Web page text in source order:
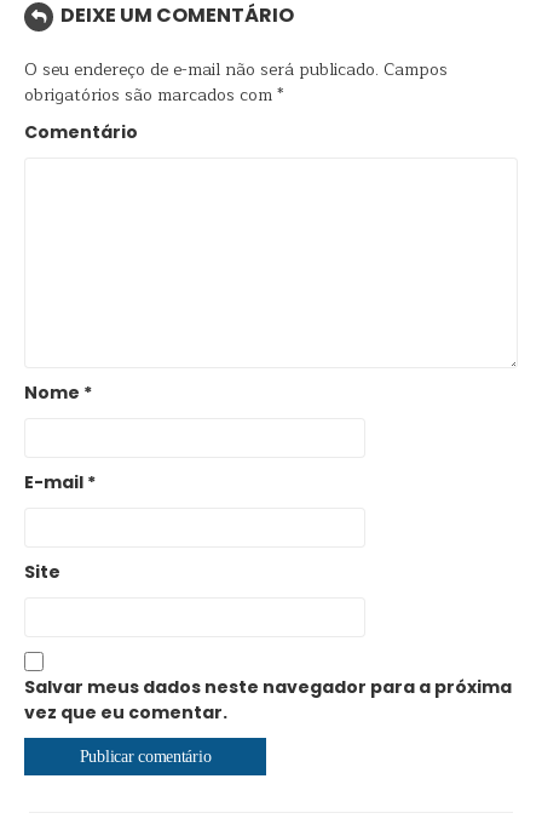
DEIXE UM COMENTÁRIO
O seu endereço de e-mail não será publicado. Campos
obrigatórios são marcados com*
Comentário
Nome *
E-mail *
Site
Salvar meus dados neste navegador para a próxima
vez que eu comentar.